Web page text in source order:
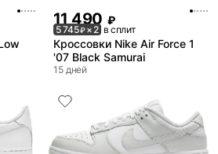
11 490 ₽
5 745₽× 2 в сплит
Кроссовки Nike Air Force 1
'07 Black Samurai
15 дней